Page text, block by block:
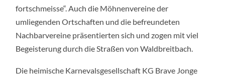
fortschmeisse“. Auch die Möhnenvereine der
umliegenden Ortschaften und die befreundeten
Nachbarvereine präsentierten sich und zogen mit viel
Begeisterung durch die Straßen von Waldbreitbach.
Die heimische Karnevalsgesellschaft KG Brave Jonge